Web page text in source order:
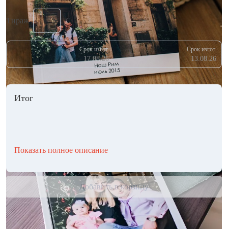
Тираж
Срок изгот.
17.08.26
Срок изгот.
13.08.26
Итог
Показать полное описание
Добавить в корзину